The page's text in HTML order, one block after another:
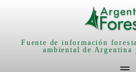
Fuente de información
ambiental de Argentina